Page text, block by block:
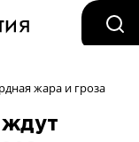
жара и гроза
ждут